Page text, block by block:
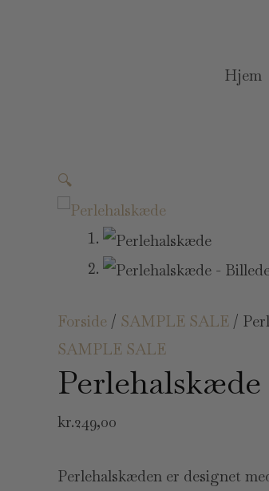
Hjem
🔍
Forside / SAMPLE SALE /
SAMPLE SALE
Perlehalskæde
kr.249,00
Perlehalskæden er designet